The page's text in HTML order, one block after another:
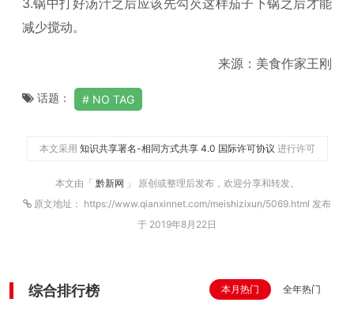
减少搅动。
来源：美食作家王刚
话题： NO TAG
本文采用 知识共享署名-相同方式共享 4.0 国际许可协议 进行许可
本文由「 黔新网 」 原创或整理后发布，欢迎分享和转发。
原文地址： https://www.qianxinnet.com/meishizixun/5069.html 发布
于 2019年8月22日
综合排行榜 本月热门 全年热门